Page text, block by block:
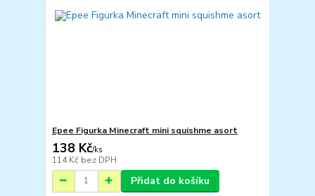
Epee Figurka Minecraft mini squishme asort
138 Kč/ks
114 Kč bez DPH
Přidat do košíku